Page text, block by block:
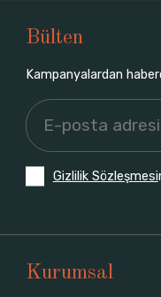
Bülten
Kampanyalardan
Gizlilik Sözleşmesi
Kurumsal